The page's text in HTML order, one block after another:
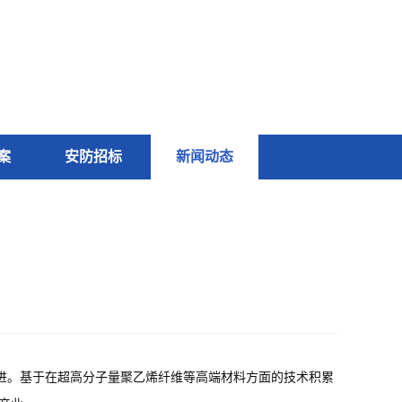
安防招标 新闻动态
基于在超高分子量聚乙烯纤维等高端材料方面的技术积累